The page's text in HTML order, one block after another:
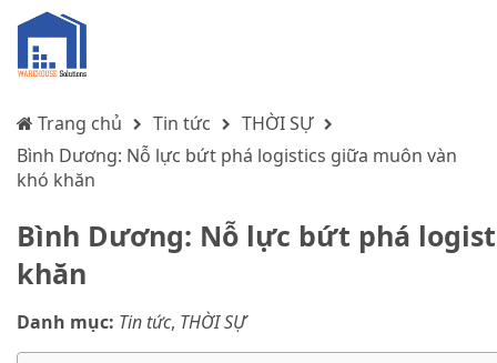
Trang chủ Tin tức
THỜI SỰ
Bình Dương: Nỗ lực bứt phá logistics giữa muôn vàn
khó khăn
Bình Dương: Nỗ lực bứt phá
khăn
Danh mục: Tin tức, THỜI SỰ